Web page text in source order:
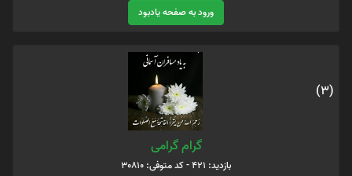
ورود به صفحه یادبود
(3)
گرام گرامی
بازدید: 421 - کد متوفی: 30810